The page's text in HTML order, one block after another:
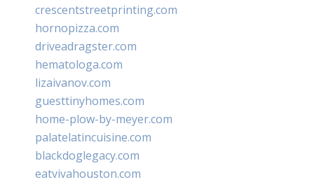
crescentstreetprinting.com
hornopizza.com
driveadragster.com
hematologa.com
lizaivanov.com
guesttinyhomes.com
home-plow-by-meyer.com
palatelatincuisine.com
blackdoglegacy.com
eatvivahouston.com